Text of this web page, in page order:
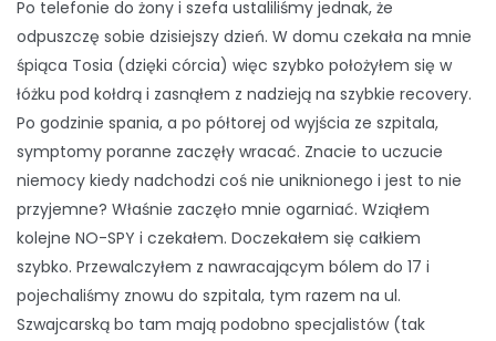
Po telefonie do żony i szefa ustaliliśmy jednak, że
odpuszczę sobie dzisiejszy dzień. W domu czekała na mnie
śpiąca Tosia (dzięki córcia) więc szybko położyłem się w
łóżku pod kołdrą i zasnąłem z nadzieją na szybkie recovery.
Po godzinie spania, a po półtorej od wyjścia ze szpitala,
symptomy poranne zaczęły wracać. Znacie to uczucie
niemocy kiedy nadchodzi coś nie uniknionego i jest to nie
przyjemne? Właśnie zaczęło mnie ogarniać. Wziąłem
kolejne NO-SPY i czekałem. Doczekałem się całkiem
szybko. Przewalczyłem z nawracającym bólem do 17 i
pojechaliśmy znowu do szpitala, tym razem na ul.
Szwajcarską bo tam mają podobno specjalistów (tak